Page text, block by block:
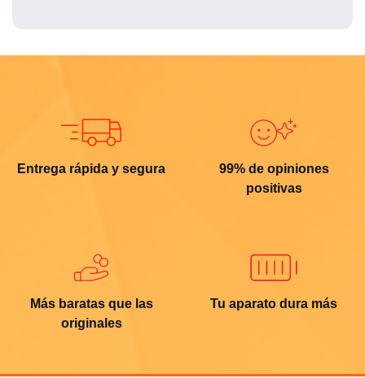
Entrega rápida y segura
99% de opiniones
positivas
Más baratas que las
originales
Tu aparato dura más